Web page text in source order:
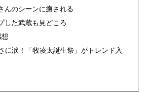
んのシーンに癒される
した武蔵も見どころ
に涙！「牧凌太誕生祭」がトレンド入